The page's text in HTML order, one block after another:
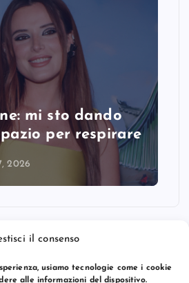
il consenso
usiamo tecnologie come i cookie
alle informazioni del dispositivo.
mi sto dando
per respirare
2026